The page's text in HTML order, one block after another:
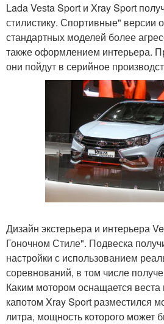
Lada Vesta Sport и Xray Sport
стилистику. Спортивные" версии
стандартных моделей более
также оформлением интерьера.
они пойдут в серийное
Дизайн экстерьера и интерьера
Гоночном Стиле". Подвеска
настройки с использованием
соревнований, в том числе
Каким мотором оснащается
капотом Xray Sport разместился
литра, мощность которого может